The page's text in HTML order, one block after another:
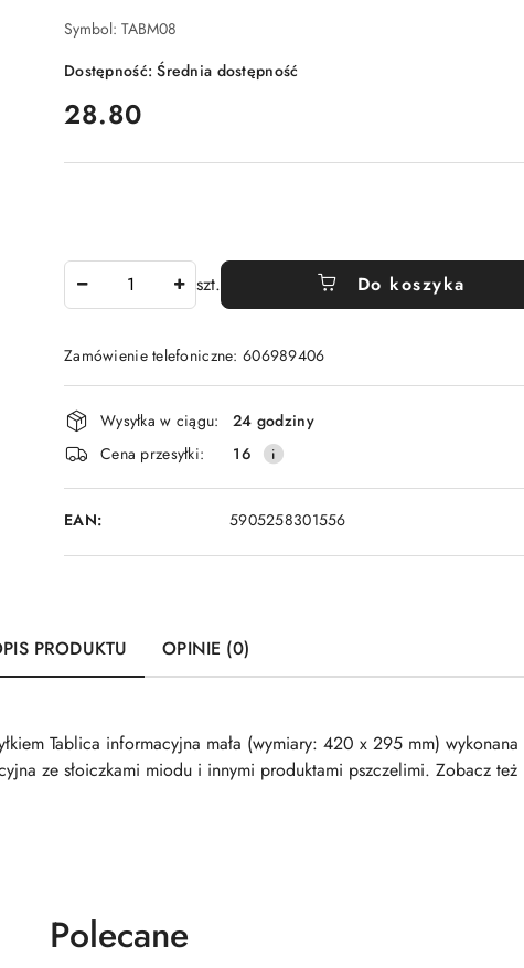
Symbol: TABM08
Dostępność:Średnia dostępność
cena:
28.80
szt. Do koszyka
Zamówienie telefoniczne: 606989406
Dostępność
i
dostawa
Wysyłka w ciągu:
24 godziny
Cena przesyłki:
16
EAN: 5905258301556
PRODUKTU OPINIE (0)
Tablica informacyjna mała (wymiary: 420 x 295 mm) wykonana
ze słoiczkami miodu i innymi produktami pszczelimi. Zobacz
Produkty
Polecane